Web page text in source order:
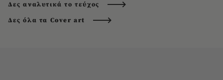
Δες αναλυτικά το τεύχος
Δες όλα τα Cover art